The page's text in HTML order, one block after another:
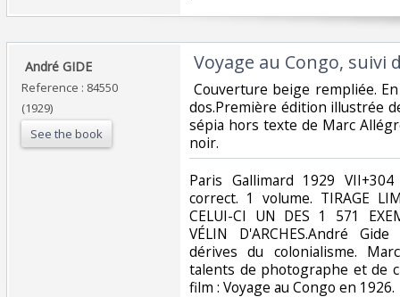
‎ André GIDE ‎
Reference : 84550
(1929)
See the book
Voyage au Congo, suivi
Couverture beige rempliée.
dos.Première édition illustrée
sépia hors texte de Marc
noir. ‎
‎Paris Gallimard 1929
correct. 1 volume. TIRAGE
CELUI-CI UN DES 1 571
VÉLIN D'ARCHES.André
dérives du colonialisme.
talents de photographe et de
film : Voyage au Congo en 1926. ‎